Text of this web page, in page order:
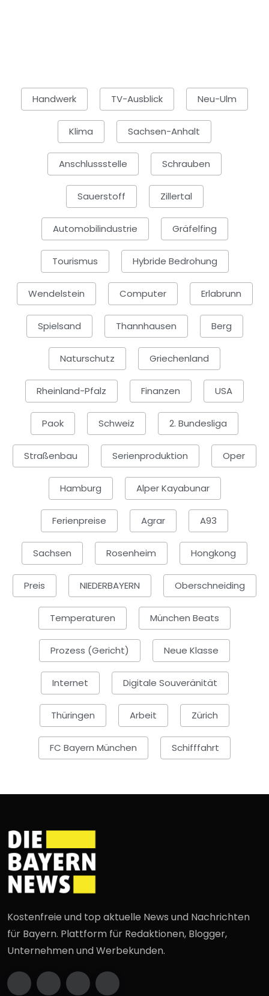
Handwerk TV-Ausblick Neu-Ulm
Klima Sachsen-Anhalt
Anschlussstelle Schrauben
Sauerstoff Zillertal
Automobilindustrie Gräfelfing
Tourismus Hybride Bedrohung
Wendelstein Computer Erlabrunn
Spielsand Thannhausen Berg
Naturschutz Griechenland
Rheinland-Pfalz Finanzen USA
Paok Schweiz 2. Bundesliga
Straßenbau Serienproduktion Oper
Hamburg Alper Kayabunar
Ferienpreise Agrar A93
Sachsen Rosenheim Hongkong
Preis NIEDERBAYERN Oberschneiding
Temperaturen München Beats
Prozess (Gericht) Neue Klasse
Internet Digitale Souveränität
Thüringen Arbeit Zürich
FC Bayern München Schifffahrt
Kostenfreie und top aktuelle News und Nachrichten
für Bayern. Plattform für Redaktionen, Blogger,
Unternehmen und Werbekunden.